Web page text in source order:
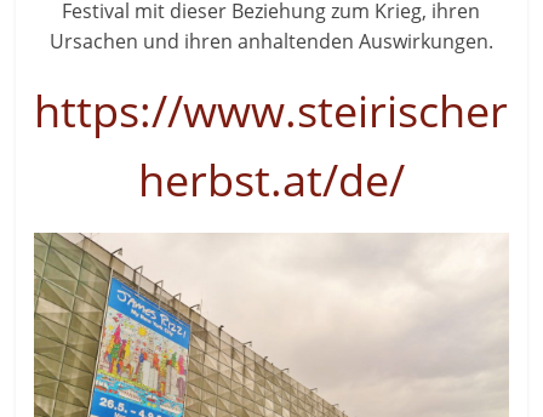
Festival mit dieser Beziehung zum Krieg, ihren
Ursachen und ihren anhaltenden Auswirkungen.
https://www.steirischer
herbst.at/de/